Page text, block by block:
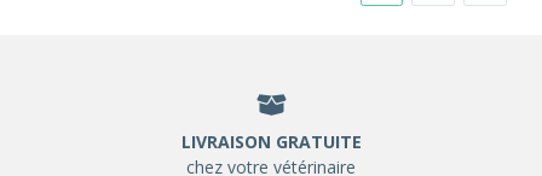
LIVRAISON GRATUITE
chez votre vétérinaire